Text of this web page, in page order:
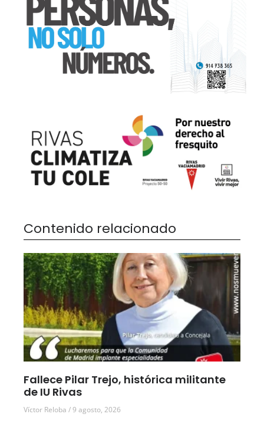
Contenido relacionado
Fallece Pilar Trejo, histórica militante
de IU Rivas
Víctor Reloba 9 agosto, 2026